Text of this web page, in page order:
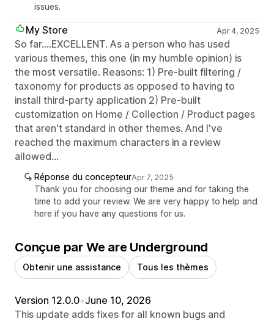
issues.
My Store Apr 4, 2025
So far....EXCELLENT. As a person who has used
various themes, this one (in my humble opinion) is
the most versatile. Reasons: 1) Pre-built filtering /
taxonomy for products as opposed to having to
install third-party application 2) Pre-built
customization on Home / Collection / Product pages
that aren't standard in other themes. And I've
reached the maximum characters in a review
allowed...
Réponse du concepteurApr 7, 2025
Thank you for choosing our theme and for taking the
time to add your review. We are very happy to help and
here if you have any questions for us.
Conçue par We are Underground
Obtenir une assistance Tous les thèmes
Version 12.0.0•June 10, 2026
This update adds fixes for all known bugs and